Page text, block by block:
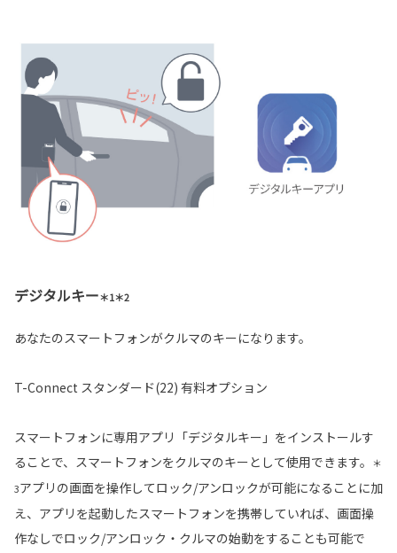
デジタルキー＊1＊2
あなたのスマートフォンがクルマのキーになります。
T-Connect スタンダード(22) 有料オプション
スマートフォンに専用アプリ「デジタルキー」をインストールす
ることで、スマートフォンをクルマのキーとして使用できます。
＊
3アプリの画面を操作してロック/アンロックが可能になることに加
え、アプリを起動したスマートフォンを携帯していれば、画面操
作なしでロック/アンロック・クルマの始動をすることも可能で